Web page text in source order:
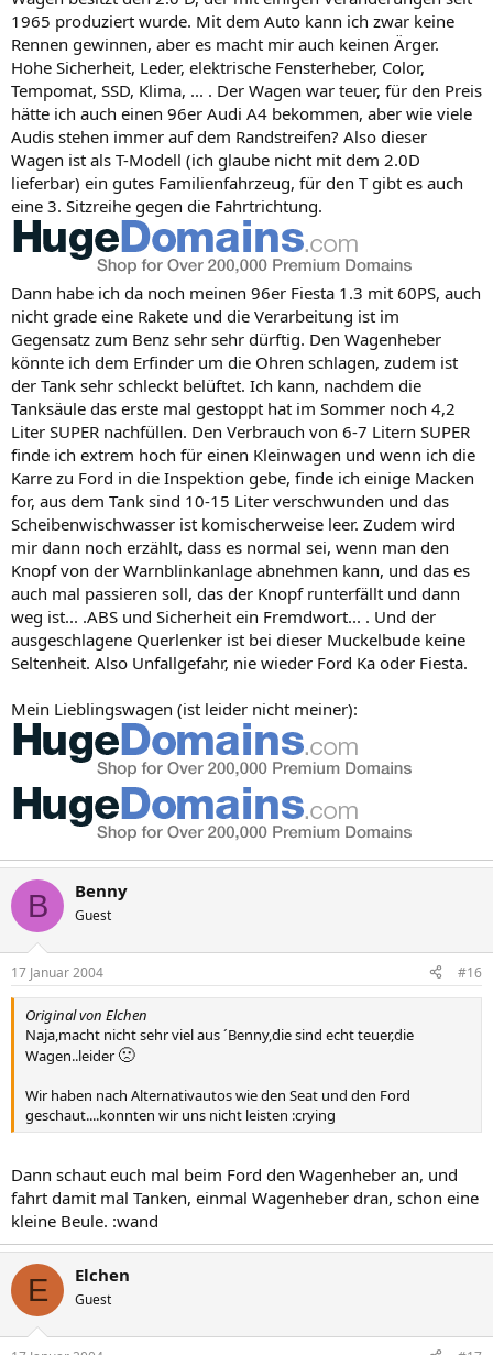
1965 produziert wurde. Mit dem Auto kann ich zwar keine
Rennen gewinnen, aber es macht mir auch keinen Ärger.
Hohe Sicherheit, Leder, elektrische Fensterheber, Color,
Tempomat, SSD, Klima, ... . Der Wagen war teuer, für den Preis
hätte ich auch einen 96er Audi A4 bekommen, aber wie viele
Audis stehen immer auf dem Randstreifen? Also dieser
Wagen ist als T-Modell (ich glaube nicht mit dem 2.0D
lieferbar) ein gutes Familienfahrzeug, für den T gibt es auch
eine 3. Sitzreihe gegen die Fahrtrichtung.
Dann habe ich da noch meinen 96er Fiesta 1.3 mit 60PS, auch
nicht grade eine Rakete und die Verarbeitung ist im
Gegensatz zum Benz sehr sehr dürftig. Den Wagenheber
könnte ich dem Erfinder um die Ohren schlagen, zudem ist
der Tank sehr schleckt belüftet. Ich kann, nachdem die
Tanksäule das erste mal gestoppt hat im Sommer noch 4,2
Liter SUPER nachfüllen. Den Verbrauch von 6-7 Litern SUPER
finde ich extrem hoch für einen Kleinwagen und wenn ich die
Karre zu Ford in die Inspektion gebe, finde ich einige Macken
for, aus dem Tank sind 10-15 Liter verschwunden und das
Scheibenwischwasser ist komischerweise leer. Zudem wird
mir dann noch erzählt, dass es normal sei, wenn man den
Knopf von der Warnblinkanlage abnehmen kann, und das es
auch mal passieren soll, das der Knopf runterfällt und dann
weg ist... .ABS und Sicherheit ein Fremdwort... . Und der
ausgeschlagene Querlenker ist bei dieser Muckelbude keine
Seltenheit. Also Unfallgefahr, nie wieder Ford Ka oder Fiesta.
Mein Lieblingswagen (ist leider nicht meiner):
B Benny
Guest
17 Januar 2004 #16
Original von Elchen
Naja,macht nicht sehr viel aus ´Benny,die sind echt teuer,die
Wagen..leider 🙁
Wir haben nach Alternativautos wie den Seat und den Ford
geschaut....konnten wir uns nicht leisten :crying
Dann schaut euch mal beim Ford den Wagenheber an, und
fahrt damit mal Tanken, einmal Wagenheber dran, schon eine
kleine Beule. :wand
E Elchen
Guest